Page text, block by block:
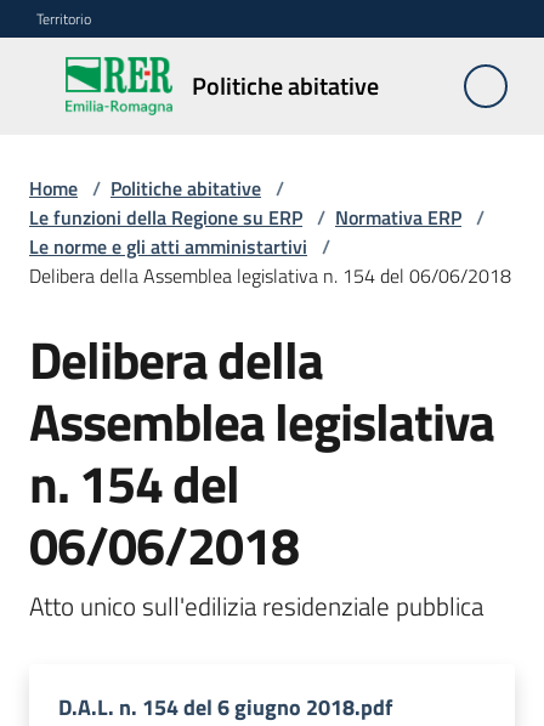
Vai al contenuto
Vai alla navigazione
Vai al footer
Territorio
Politiche abitative
Politiche
abitative
Edilizia
Residenziale
Pubblica
Edilizia
Residenziale
Sociale
Sostegno
all'affitto
Home / Politiche abitative /
Le funzioni della Regione su ERP / Normativa ERP /
Le norme e gli atti amministartivi /
Delibera della Assemblea legislativa n. 154 del 06/06/2018
Delibera della
Assemblea legislativa
n. 154 del
06/06/2018
Atto unico sull'edilizia residenziale pubblica
D.A.L. n. 154 del 6 giugno 2018.pdf